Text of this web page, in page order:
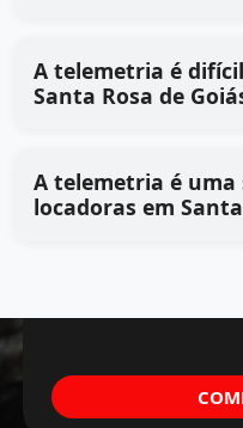
A telemetria é
Santa Rosa de
A telemetria é
locadoras em